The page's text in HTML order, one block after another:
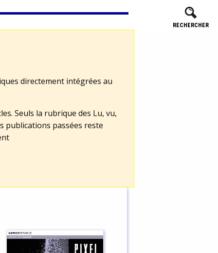
RECHERCHER
directement intégrées au
Seuls la rubrique des Lu, vu,
publications passées reste